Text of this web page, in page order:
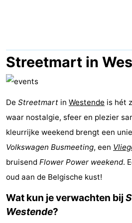
Village
Hippodroom
Last
minutes
Strand
Zien
doen
Bezienswaardigheden
-
Monumenten
Kerken
-
Streetmart in
De Streetmart in Westende is hét
waar nostalgie, sfeer en plezier
kleurrijke weekend brengt een
Volkswagen Busmeeting, een
bruisend Flower Power weekend.
oud aan de Belgische kust!
Wat kun je verwachten bij
Westende?